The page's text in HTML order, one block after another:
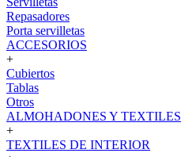
Repasadores
Porta servilletas
ACCESORIOS
+
Cubiertos
Tablas
Otros
ALMOHADONES Y TEXTILES
+
TEXTILES DE INTERIOR